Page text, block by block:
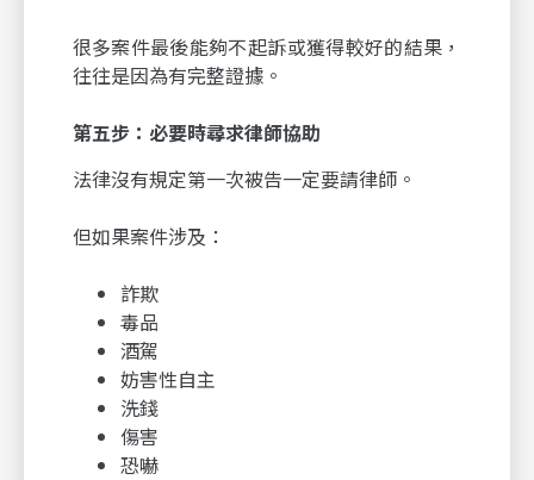
很多案件最後能夠不起訴或獲得較好的結果，
往往是因為有完整證據。
第五步：必要時尋求律師協助
法律沒有規定第一次被告一定要請律師。
但如果案件涉及：
詐欺
毒品
酒駕
妨害性自主
洗錢
傷害
恐嚇